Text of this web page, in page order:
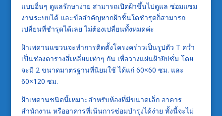
แบบอื่นๆ ดูแลรักษาง่าย สามารถเปิดฝ้าขึ้นไปดูแล ซ่อมแซม
งานระบบได้ และข้อสำคัญหากฝ้าชิ้นใดชำรุดก็สามารถ
เปลี่ยนที่ชำรุดได้เลย ไม่ต้องเปลี่ยนทั้งหมดค่ะ
ฝ้าเพดานแขวนจะทำการติดตั้งโครงคร่าวเป็นรูปตัว T คว่ำ
เป็นช่องตารางสี่เหลี่ยมเท่าๆ กัน เพื่อวางแผ่นฝ้ายิปซั่ม โดย
จะมี 2 ขนาดมาตรฐานที่นิยมใช้ ได้แก่ 60×60 ซม. และ
60×120 ซม.
ฝ้าเพดานชนิดนี้เหมาะสำหรับห้องที่มีขนาดเล็ก อาคาร
สำนักงาน หรืออาคารที่เน้นการซ่อมบำรุงได้ง่าย ทั้งนี้จะไม่